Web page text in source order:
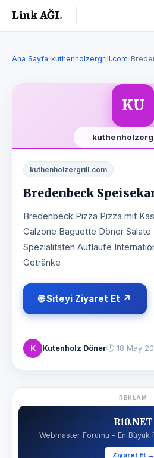
Link AĞI.
Ana Sayfa›kuthenholzergrill.com›
KU
kuthenholzergrill.com
Bredenbeck
Bredenbeck Pizza Pizza mit
Calzone Baguette Döner Salate
Spezialitäten Aufläufe
Getränke
🌐 Siteyi Ziyaret Et ↗
K Kutenholz Döner🕐 18 May
REKLAM
R10.NET
Webmaster Forumu - En Büyük
Ziyaret Et →